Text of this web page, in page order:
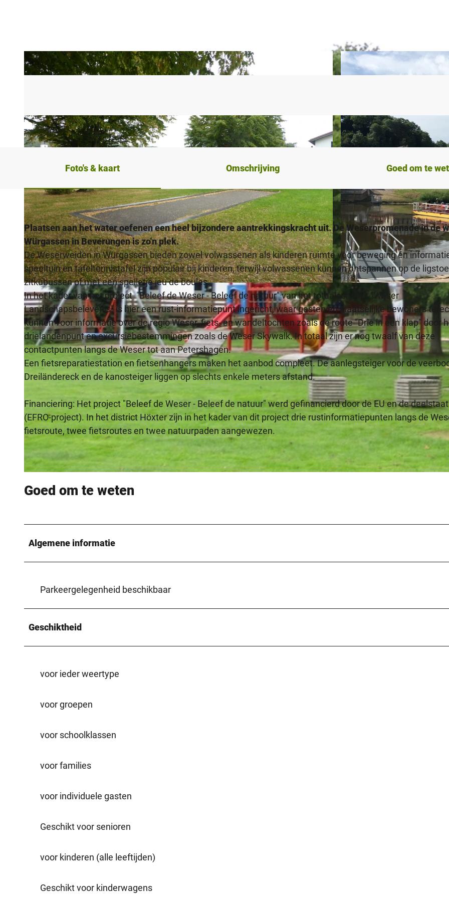
© Teutoburger Wald / Stadt Beverungen, Julia Knipping |CC-BY-SA © Teutoburger Wald / Stadt Beverungen, Julia
Foto's & kaart Omschrijving Goed om te
Plaatsen aan het water oefenen een heel bijzondere aantrekkingskracht uit. De Weserpromenade in de
Würgassen in Beverungen is zo'n plek.
De Weserweiden in Würgassen bieden zowel volwassenen als kinderen ruimte voor beweging en
speeltuin en tafeltennistafel zijn populair bij kinderen, terwijl volwassenen kunnen ontspannen op de
zitkubussen of met een spelletje jeu de boules.
In het kader van het project "Beleef de Weser - Beleef de natuur" van het totaalconcept "Weser
Landschapsbelevenis" is hier een rust-informatiepunt ingericht, waar gasten en plaatselijke bewoners
kunnen voor informatie over de regio Weser, fiets- en wandeltochten zoals de route "Drie in een klap" door
drielandenpunt en excursiebestemmingen zoals de Weser Skywalk. In totaal zijn er nog twaalf van deze
contactpunten langs de Weser tot aan Petershagen.
Een fietsreparatiestation en fietsenhangers maken het aanbod compleet. De aanlegsteiger voor de
Dreiländereck en de kanosteiger liggen op slechts enkele meters afstand.
Financiering: Het project "Beleef de Weser - Beleef de natuur" werd gefinancierd door de EU en de
(EFRO-project). In het district Höxter zijn in het kader van dit project drie rustinformatiepunten langs de
fietsroute, twee fietsroutes en twee natuurpaden aangewezen.
Goed om te weten
Algemene informatie
Parkeergelegenheid beschikbaar
Geschiktheid
voor ieder weertype
voor groepen
voor schoolklassen
voor families
voor individuele gasten
Geschikt voor senioren
voor kinderen (alle leeftijden)
Geschikt voor kinderwagens